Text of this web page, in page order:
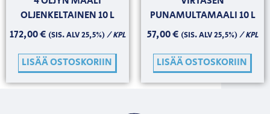
OLJENKELTAINEN 10 L
172,00€ (SIS. ALV 25,5%)/ KPL
LISÄÄ OSTOSKORIIN
PUNAMULTAMAALI 10 L
57,00€ (SIS. ALV 25,5%)/ KPL
LISÄÄ OSTOSKORIIN